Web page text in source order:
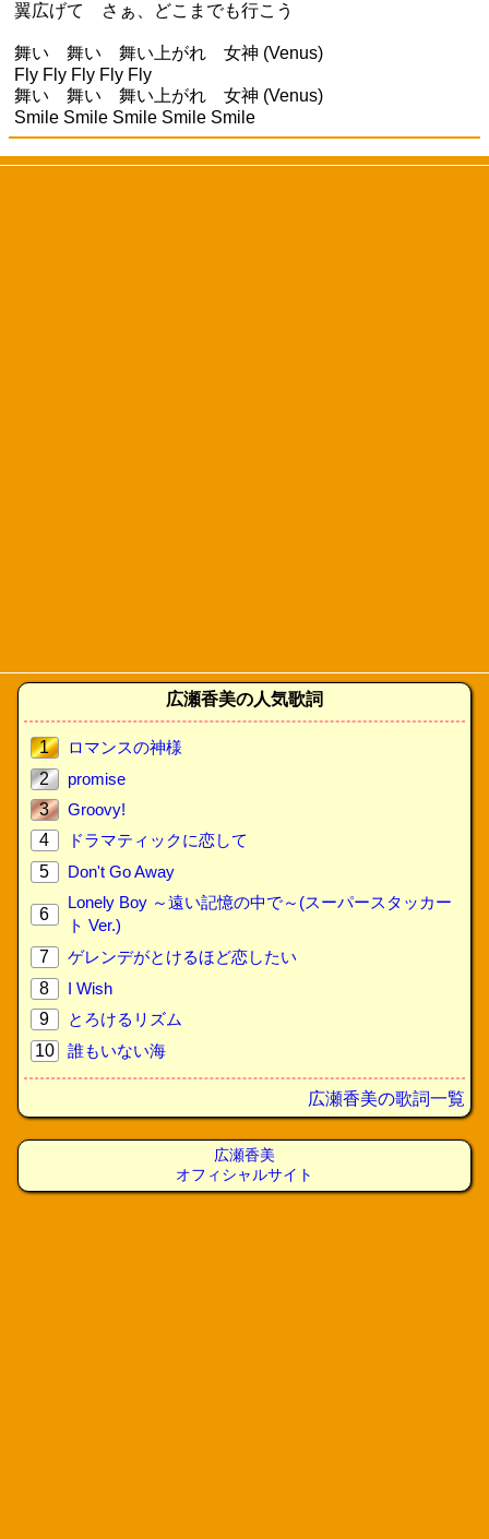
翼広げて さぁ、どこまでも行こう
舞い 舞い 舞い上がれ 女神 (Venus)
Fly Fly Fly Fly Fly
舞い 舞い 舞い上がれ 女神 (Venus)
Smile Smile Smile Smile Smile
広瀬香美の人気歌詞
1
ロマンスの神様
2
promise
3
Groovy!
4
ドラマティックに恋して
5
Don't Go Away
6
Lonely Boy ～遠い記憶の中で～(スーパースタッカー
ト Ver.)
7
ゲレンデがとけるほど恋したい
8
I Wish
9
とろけるリズム
10
誰もいない海
広瀬香美の歌詞一覧
広瀬香美
オフィシャルサイト